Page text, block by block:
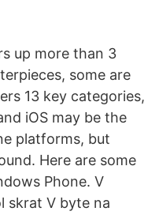
up more than 3
some are
13 key categories,
iOS may be the
platforms, but
Here are some
Phone. V
skrat V byte na